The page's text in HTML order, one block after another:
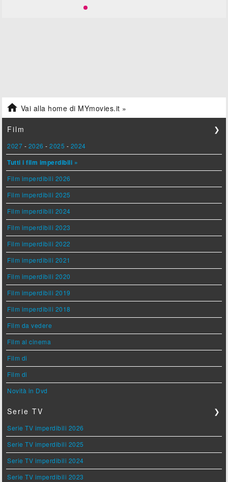
 Vai alla home di MYmovies.it »
Film ❯
2027 - 2026 -2025 - 2024
Tutti i film imperdibili »
Film imperdibili 2026
Film imperdibili 2025
Film imperdibili 2024
Film imperdibili 2023
Film imperdibili 2022
Film imperdibili 2021
Film imperdibili 2020
Film imperdibili 2019
Film imperdibili 2018
Film da vedere
Film al cinema
Film di
Film di
Novità in Dvd
Serie TV ❯
Serie TV imperdibili 2026
Serie TV imperdibili 2025
Serie TV imperdibili 2024
Serie TV imperdibili 2023